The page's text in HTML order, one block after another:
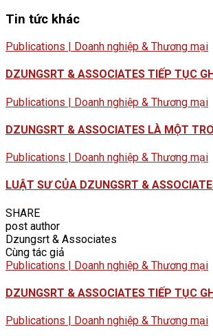
Tin tức khác
Publications | Doanh nghiệp & Thương mại
DZUNGSRT & ASSOCIATES TIẾP TỤC
Publications | Doanh nghiệp & Thương mại
DZUNGSRT & ASSOCIATES LÀ MỘT
Publications | Doanh nghiệp & Thương mại
LUẬT SƯ CỦA DZUNGSRT &
SHARE
post author
Dzungsrt & Associates
Cùng tác giả
Publications | Doanh nghiệp & Thương mại
DZUNGSRT & ASSOCIATES TIẾP TỤC
Publications | Doanh nghiệp & Thương mại